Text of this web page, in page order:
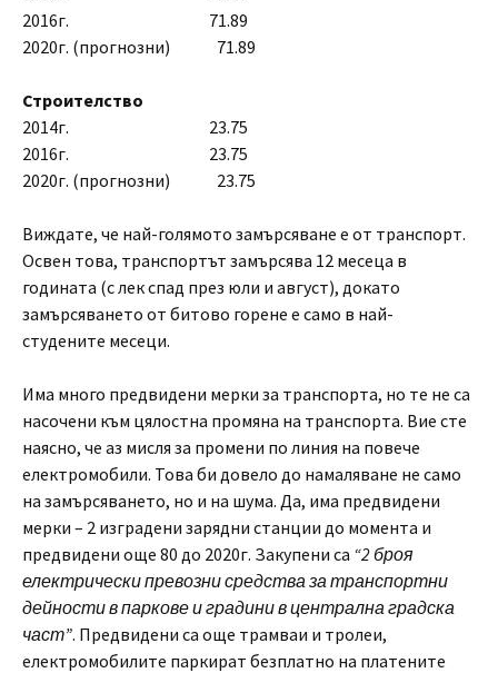
2016г. 71.89
2020г. (прогнозни) 71.89
Строителство
2014г. 23.75
2016г. 23.75
2020г. (прогнозни) 23.75
Виждате, че най-голямото замърсяване е от транспорт.
Освен това, транспортът замърсява 12 месеца в
годината (с лек спад през юли и август), докато
замърсяването от битово горене е само в най-
студените месеци.
Има много предвидени мерки за транспорта, но те не са
насочени към цялостна промяна на транспорта. Вие сте
наясно, че аз мисля за промени по линия на повече
електромобили. Това би довело до намаляване не само
на замърсяването, но и на шума. Да, има предвидени
мерки – 2 изградени зарядни станции до момента и
предвидени още 80 до 2020г. Закупени са “2 броя
електрически превозни средства за транспортни
дейности в паркове и градини в централна градска
част”. Предвидени са още трамваи и тролеи,
електромобилите паркират безплатно на платените